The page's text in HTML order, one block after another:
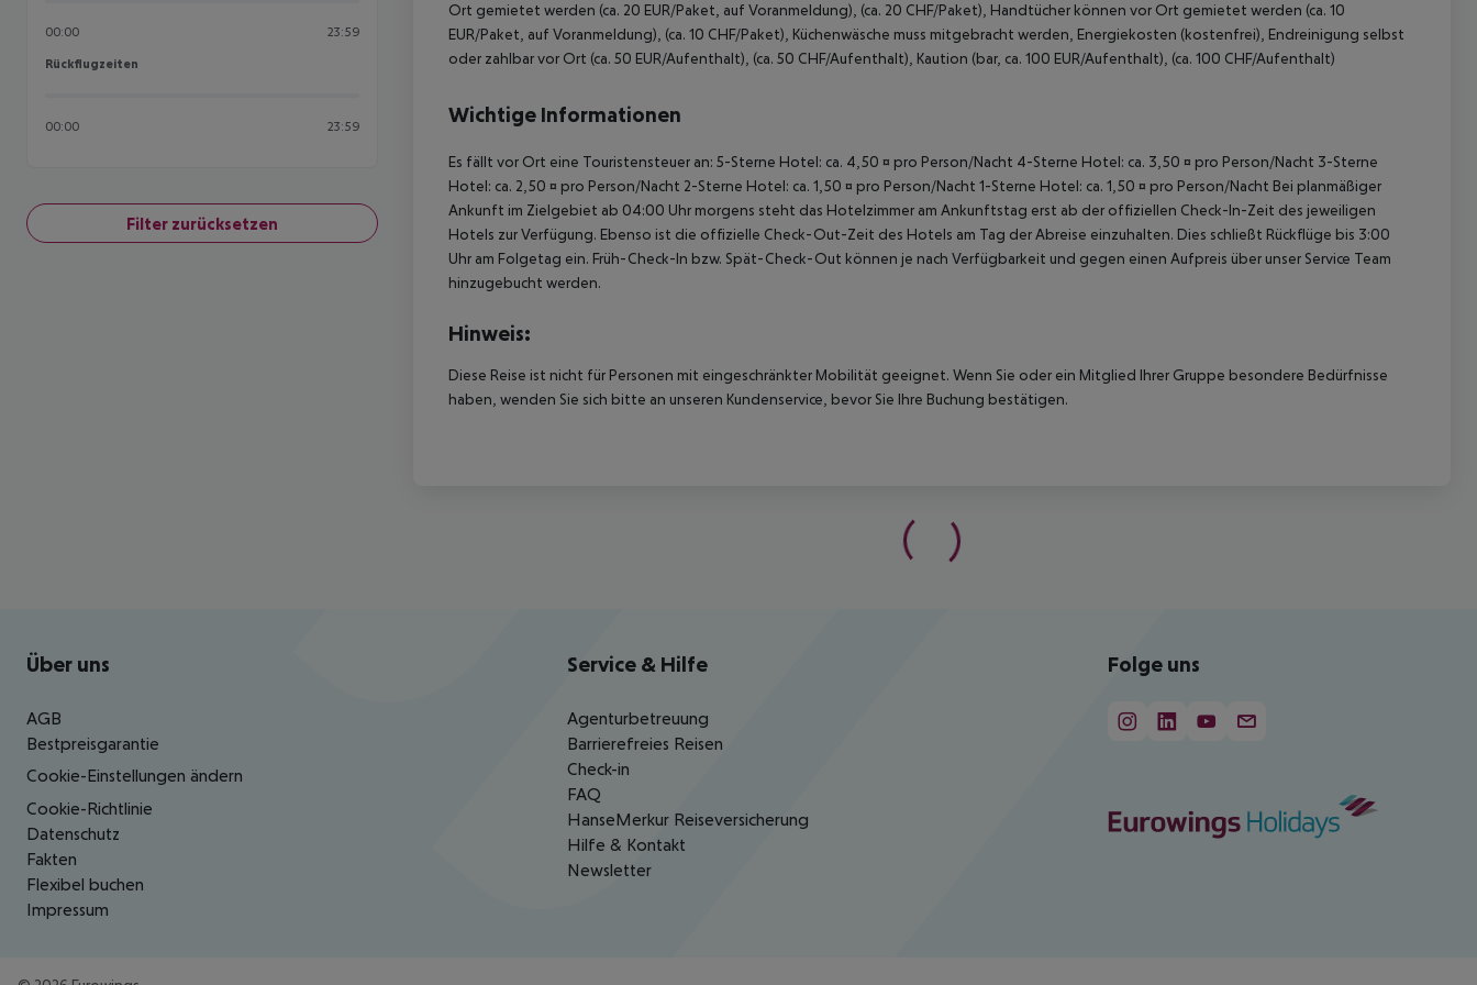
00:00 23:59
Rückflugzeiten
Rückflugzeiten
00:00 23:59
Filter zurücksetzen
Ort gemietet werden (ca. 20 EUR/Paket, auf Voranmeldung), (ca. 20 CHF/Paket), Handtücher können vor Ort gemietet werden (ca. 10
EUR/Paket, auf Voranmeldung), (ca. 10 CHF/Paket), Küchenwäsche muss mitgebracht werden, Energiekosten (kostenfrei), Endreinigung selbst
oder zahlbar vor Ort (ca. 50 EUR/Aufenthalt), (ca. 50 CHF/Aufenthalt), Kaution (bar, ca. 100 EUR/Aufenthalt), (ca. 100 CHF/Aufenthalt)
Wichtige Informationen
Es fällt vor Ort eine Touristensteuer an: 5-Sterne Hotel: ca. 4,50 ¤ pro Person/Nacht 4-Sterne Hotel: ca. 3,50 ¤ pro Person/Nacht 3-Sterne
Hotel: ca. 2,50 ¤ pro Person/Nacht 2-Sterne Hotel: ca. 1,50 ¤ pro Person/Nacht 1-Sterne Hotel: ca. 1,50 ¤ pro Person/Nacht Bei planmäßiger
Ankunft im Zielgebiet ab 04:00 Uhr morgens steht das Hotelzimmer am Ankunftstag erst ab der offiziellen Check-In-Zeit des jeweiligen
Hotels zur Verfügung. Ebenso ist die offizielle Check-Out-Zeit des Hotels am Tag der Abreise einzuhalten. Dies schließt Rückflüge bis 3:00
Uhr am Folgetag ein. Früh-Check-In bzw. Spät-Check-Out können je nach Verfügbarkeit und gegen einen Aufpreis über unser Service Team
hinzugebucht werden.
Hinweis:
Diese Reise ist nicht für Personen mit eingeschränkter Mobilität geeignet. Wenn Sie oder ein Mitglied Ihrer Gruppe besondere Bedürfnisse
haben, wenden Sie sich bitte an unseren Kundenservice, bevor Sie Ihre Buchung bestätigen.
Footer navigation
Über uns
AGB
Bestpreisgarantie
Cookie-Einstellungen ändern
Cookie-Richtlinie
Datenschutz
Fakten
Flexibel buchen
Impressum
Service & Hilfe
Agenturbetreuung
Barrierefreies Reisen
Check-in
FAQ
HanseMerkur Reiseversicherung
Hilfe & Kontakt
Newsletter
Folge uns